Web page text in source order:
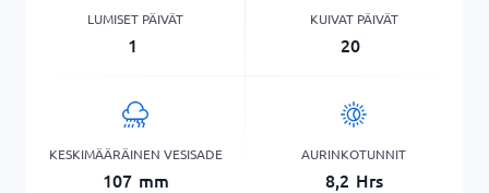
LUMISET PÄIVÄT
1
KUIVAT PÄIVÄT
20
KESKIMÄÄRÄINEN VESISADE
107 mm
AURINKOTUNNIT
8,2 Hrs